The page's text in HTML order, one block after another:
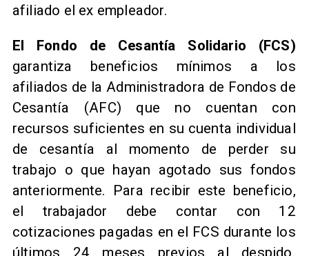
afiliado el ex empleador.
El Fondo de Cesantía Solidario (FCS)
garantiza beneficios mínimos a los
afiliados de la Administradora de Fondos de
Cesantía (AFC) que no cuentan con
recursos suficientes en su cuenta individual
de cesantía al momento de perder su
trabajo o que hayan agotado sus fondos
anteriormente. Para recibir este beneficio,
el trabajador debe contar con 12
cotizaciones pagadas en el FCS durante los
últimos 24 meses previos al despido.